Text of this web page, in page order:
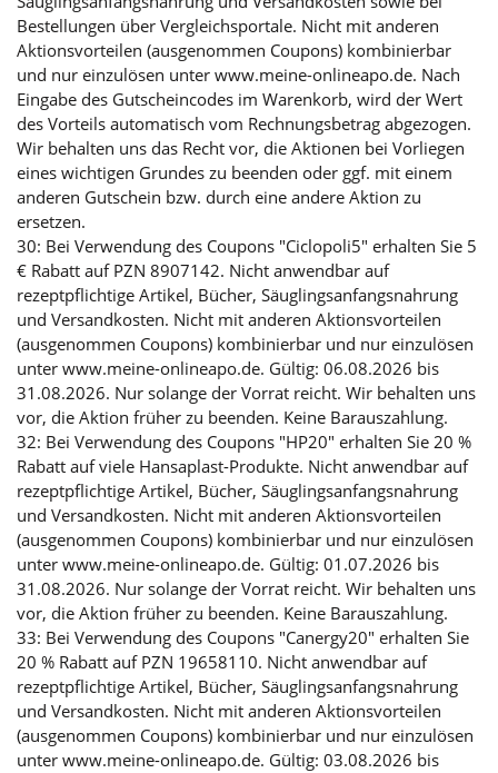
Bestellungen über Vergleichsportale. Nicht mit anderen
Aktionsvorteilen (ausgenommen Coupons) kombinierbar
und nur einzulösen unter www.meine-onlineapo.de. Nach
Eingabe des Gutscheincodes im Warenkorb, wird der Wert
des Vorteils automatisch vom Rechnungsbetrag abgezogen.
Wir behalten uns das Recht vor, die Aktionen bei Vorliegen
eines wichtigen Grundes zu beenden oder ggf. mit einem
anderen Gutschein bzw. durch eine andere Aktion zu
ersetzen.
30: Bei Verwendung des Coupons "Ciclopoli5" erhalten Sie 5
€ Rabatt auf PZN 8907142. Nicht anwendbar auf
rezeptpflichtige Artikel, Bücher, Säuglingsanfangsnahrung
und Versandkosten. Nicht mit anderen Aktionsvorteilen
(ausgenommen Coupons) kombinierbar und nur einzulösen
unter www.meine-onlineapo.de. Gültig: 06.08.2026 bis
31.08.2026. Nur solange der Vorrat reicht. Wir behalten uns
vor, die Aktion früher zu beenden. Keine Barauszahlung.
32: Bei Verwendung des Coupons "HP20" erhalten Sie 20 %
Rabatt auf viele Hansaplast-Produkte. Nicht anwendbar auf
rezeptpflichtige Artikel, Bücher, Säuglingsanfangsnahrung
und Versandkosten. Nicht mit anderen Aktionsvorteilen
(ausgenommen Coupons) kombinierbar und nur einzulösen
unter www.meine-onlineapo.de. Gültig: 01.07.2026 bis
31.08.2026. Nur solange der Vorrat reicht. Wir behalten uns
vor, die Aktion früher zu beenden. Keine Barauszahlung.
33: Bei Verwendung des Coupons "Canergy20" erhalten Sie
20 % Rabatt auf PZN 19658110. Nicht anwendbar auf
rezeptpflichtige Artikel, Bücher, Säuglingsanfangsnahrung
und Versandkosten. Nicht mit anderen Aktionsvorteilen
(ausgenommen Coupons) kombinierbar und nur einzulösen
unter www.meine-onlineapo.de. Gültig: 03.08.2026 bis